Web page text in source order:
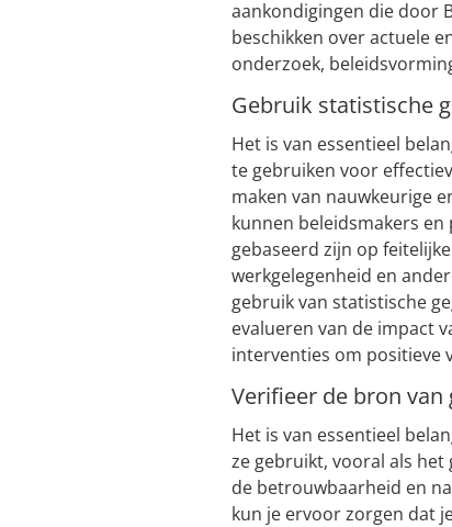
aankondigingen die door
beschikken over actuele
onderzoek,
Gebruik statistische
Het is van essentieel
te gebruiken voor
maken van nauwkeurige
kunnen beleidsmakers
gebaseerd zijn op
werkgelegenheid en
gebruik van statistische
evalueren van de impact
interventies om positieve
Verifieer de bron van
Het is van essentieel
ze gebruikt, vooral als
de betrouwbaarheid en
kun je ervoor zorgen dat